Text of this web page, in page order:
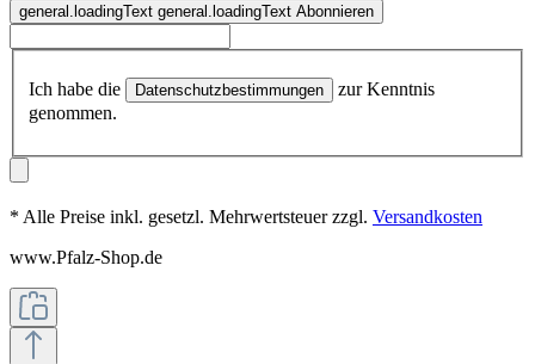
general.loadingText general.loadingText Abonnieren
Ich habe die Datenschutzbestimmungen
zur Kenntnis
genommen.
* Alle Preise inkl. gesetzl. Mehrwertsteuer zzgl. Versandkosten
www.Pfalz-Shop.de